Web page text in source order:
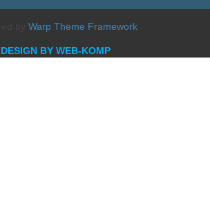
Warp Theme Framework
DESIGN BY WEB-KOMP